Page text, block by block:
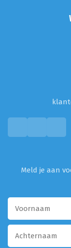
Meld je aan